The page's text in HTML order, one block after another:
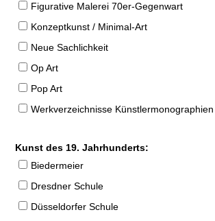
Figurative Malerei 70er-Gegenwart
Konzeptkunst / Minimal-Art
Neue Sachlichkeit
Op Art
Pop Art
Werkverzeichnisse Künstlermonographien
Kunst des 19. Jahrhunderts:
Biedermeier
Dresdner Schule
Düsseldorfer Schule